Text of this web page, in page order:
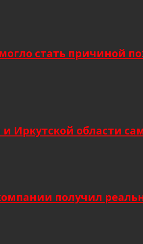
стать причиной
Иркутской области
получил